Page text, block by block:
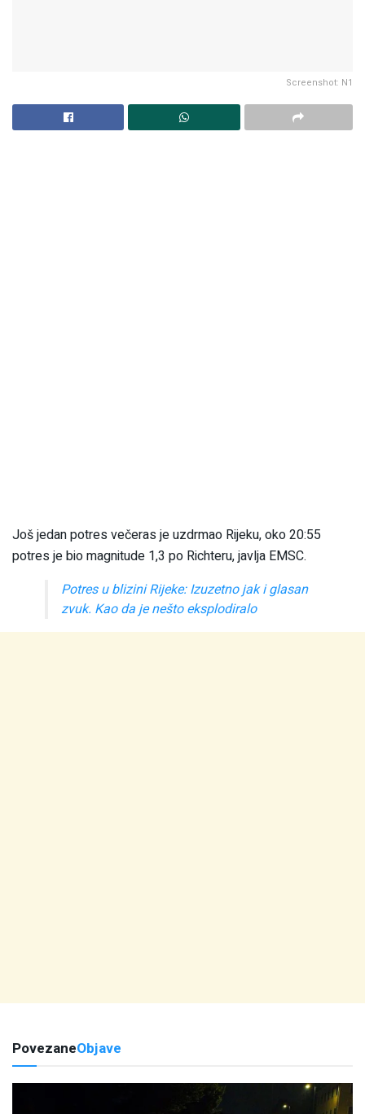
Screenshot: N1
Još jedan potres večeras je uzdrmao Rijeku, oko 20:55
potres je bio magnitude 1,3 po Richteru, javlja EMSC.
Potres u blizini Rijeke: Izuzetno jak i glasan
zvuk. Kao da je nešto eksplodiralo
PovezaneObjave